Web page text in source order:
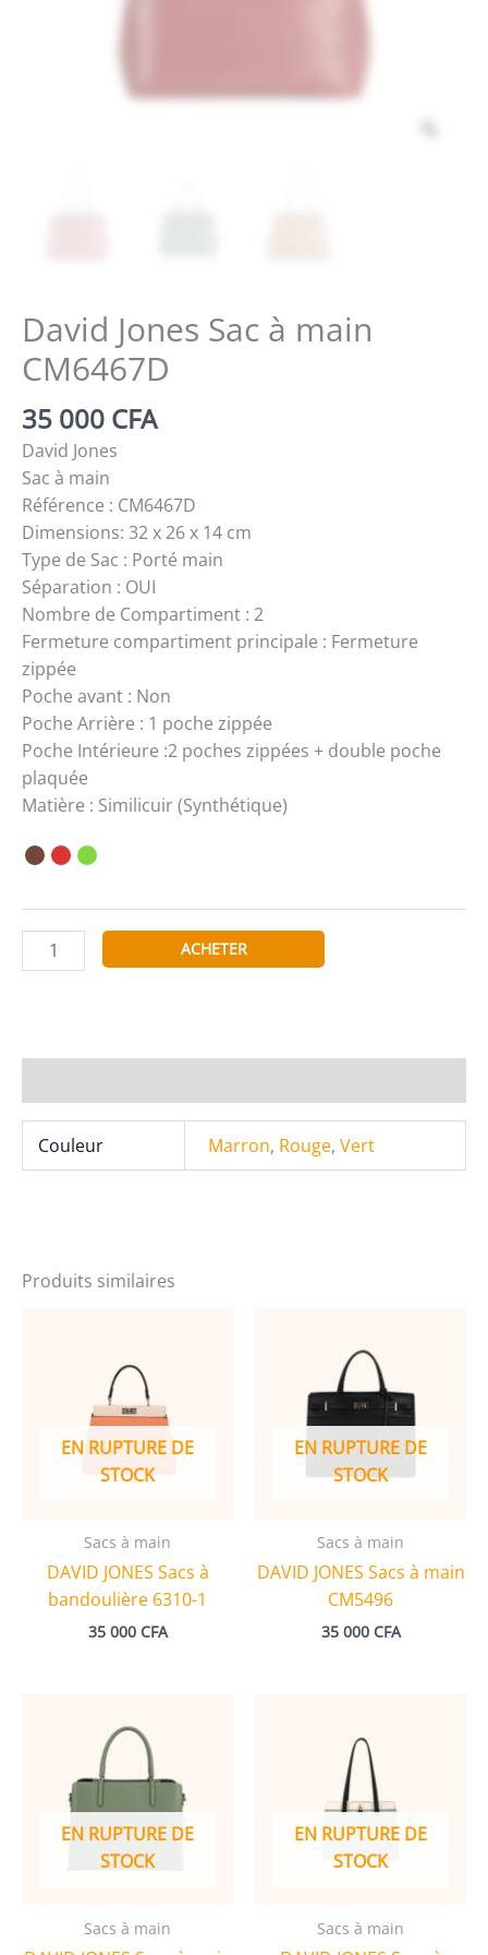
David Jones Sac à main
CM6467D
35 000 CFA
David Jones
Sac à main
Référence : CM6467D
Dimensions: 32 x 26 x 14 cm
Type de Sac : Porté main
Séparation : OUI
Nombre de Compartiment : 2
Fermeture compartiment principale : Fermeture
zippée
Poche avant : Non
Poche Arrière : 1 poche zippée
Poche Intérieure :2 poches zippées + double poche
plaquée
Matière : Similicuir (Synthétique)
quantité
de
main
CM6467D
ACHETER
Couleur Marron, Rouge,Vert
Produits similaires
EN RUPTURE DE
STOCK
Sacs à main
DAVID JONES Sacs à
bandoulière 6310-1
35 000 CFA
EN RUPTURE DE
STOCK
Sacs à main
DAVID JONES Sacs à main
CM5496
35 000 CFA
EN RUPTURE DE
STOCK
Sacs à main
EN RUPTURE DE
STOCK
Sacs à main